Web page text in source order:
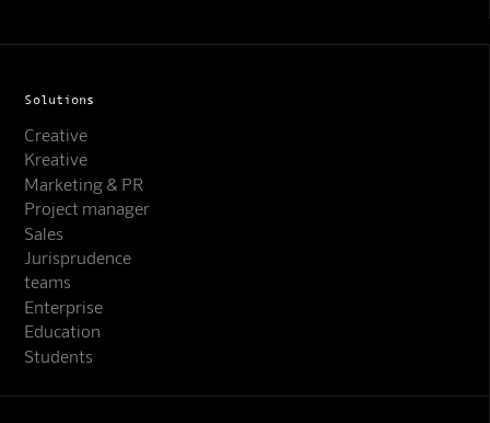
Solutions
Creative
Kreative
Marketing & PR
Project manager
Sales
Jurisprudence
teams
Enterprise
Education
Students